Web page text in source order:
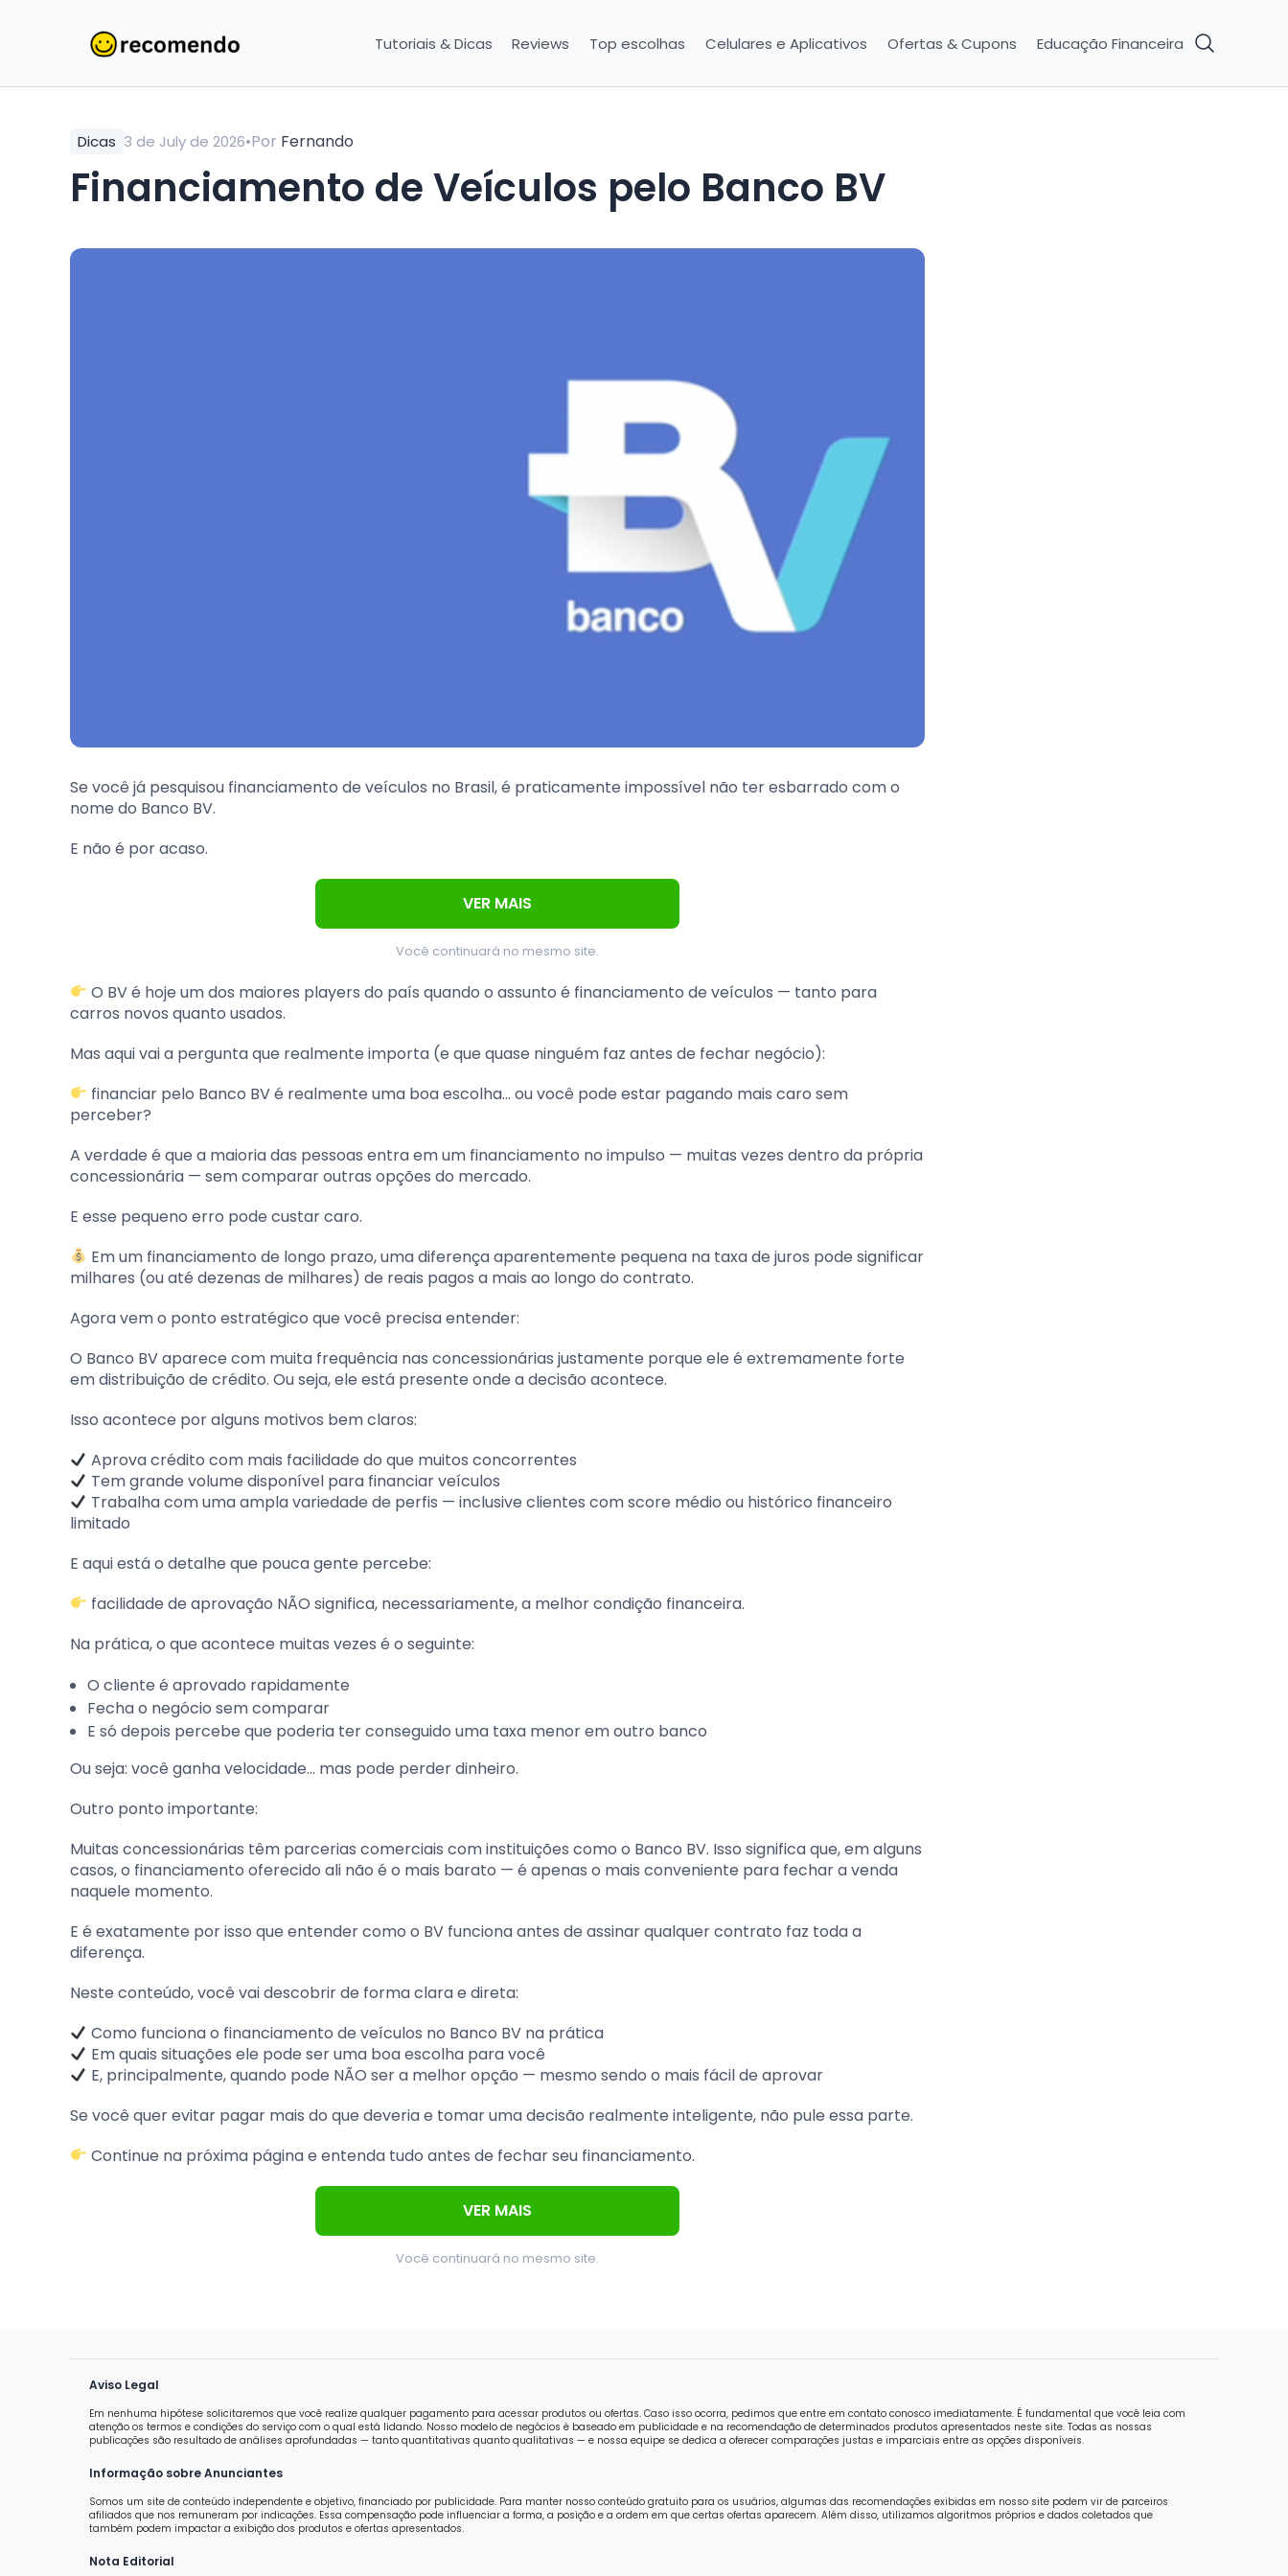
Tutoriais & Dicas Reviews Top escolhas Celulares e Aplicativos Ofertas & Cupons Educação Financeira
Dicas 3 de July de 2026•Por Fernando
Financiamento de Veículos pelo Banco BV
Se você já pesquisou financiamento de veículos no Brasil, é praticamente impossível não ter esbarrado com o
nome do Banco BV.
E não é por acaso.
VER MAIS
Você continuará no mesmo site.
O BV é hoje um dos maiores players do país quando o assunto é financiamento de veículos — tanto para
carros novos quanto usados.
Mas aqui vai a pergunta que realmente importa (e que quase ninguém faz antes de fechar negócio):
financiar pelo Banco BV é realmente uma boa escolha… ou você pode estar pagando mais caro sem
perceber?
A verdade é que a maioria das pessoas entra em um financiamento no impulso — muitas vezes dentro da própria
concessionária — sem comparar outras opções do mercado.
E esse pequeno erro pode custar caro.
Em um financiamento de longo prazo, uma diferença aparentemente pequena na taxa de juros pode significar
milhares (ou até dezenas de milhares) de reais pagos a mais ao longo do contrato.
Agora vem o ponto estratégico que você precisa entender:
O Banco BV aparece com muita frequência nas concessionárias justamente porque ele é extremamente forte
em distribuição de crédito. Ou seja, ele está presente onde a decisão acontece.
Isso acontece por alguns motivos bem claros:
Aprova crédito com mais facilidade do que muitos concorrentes
Tem grande volume disponível para financiar veículos
Trabalha com uma ampla variedade de perfis — inclusive clientes com score médio ou histórico financeiro
limitado
E aqui está o detalhe que pouca gente percebe:
facilidade de aprovação NÃO significa, necessariamente, a melhor condição financeira.
Na prática, o que acontece muitas vezes é o seguinte:
O cliente é aprovado rapidamente
Fecha o negócio sem comparar
E só depois percebe que poderia ter conseguido uma taxa menor em outro banco
Ou seja: você ganha velocidade… mas pode perder dinheiro.
Outro ponto importante:
Muitas concessionárias têm parcerias comerciais com instituições como o Banco BV. Isso significa que, em alguns
casos, o financiamento oferecido ali não é o mais barato — é apenas o mais conveniente para fechar a venda
naquele momento.
E é exatamente por isso que entender como o BV funciona antes de assinar qualquer contrato faz toda a
diferença.
Neste conteúdo, você vai descobrir de forma clara e direta:
Como funciona o financiamento de veículos no Banco BV na prática
Em quais situações ele pode ser uma boa escolha para você
E, principalmente, quando pode NÃO ser a melhor opção — mesmo sendo o mais fácil de aprovar
Se você quer evitar pagar mais do que deveria e tomar uma decisão realmente inteligente, não pule essa parte.
Continue na próxima página e entenda tudo antes de fechar seu financiamento.
VER MAIS
Você continuará no mesmo site.
Aviso Legal
Em nenhuma hipótese solicitaremos que você realize qualquer pagamento para acessar produtos ou ofertas. Caso isso ocorra, pedimos que entre em contato conosco imediatamente. É fundamental que você leia com
atenção os termos e condições do serviço com o qual está lidando. Nosso modelo de negócios é baseado em publicidade e na recomendação de determinados produtos apresentados neste site. Todas as nossas
publicações são resultado de análises aprofundadas — tanto quantitativas quanto qualitativas — e nossa equipe se dedica a oferecer comparações justas e imparciais entre as opções disponíveis.
Informação sobre Anunciantes
Somos um site de conteúdo independente e objetivo, financiado por publicidade. Para manter nosso conteúdo gratuito para os usuários, algumas das recomendações exibidas em nosso site podem vir de parceiros
afiliados que nos remuneram por indicações. Essa compensação pode influenciar a forma, a posição e a ordem em que certas ofertas aparecem. Além disso, utilizamos algoritmos próprios e dados coletados que
também podem impactar a exibição dos produtos e ofertas apresentados.
Nota Editorial